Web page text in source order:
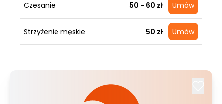
Czesanie 50 - 60 zł Umów
Strzyżenie męskie 50 zł Umów